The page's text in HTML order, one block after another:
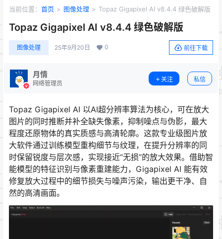
当前位置： 首页 > 图像处理 > Topaz Gigapixel AI v8.4.4 绿色破解版
Topaz Gigapixel AI v8.4.4 绿色破解版
图像处理 25年9月20日 0 前往下载
月情
网络管理员
关注 私信
Topaz Gigapixel AI 以AI超分辨率算法为核心，可在放大
图片的同时推断并补全缺失像素，抑制噪点与伪影，最大
程度还原物体的真实质感与高清轮廓。这款专业级图片放
大软件通过训练模型重构细节与纹理，在提升分辨率的同
时保留锐度与层次感，实现接近“无损”的放大效果。借助智
能模型的特征识别与像素重建能力，Gigapixel AI 能有效
修复放大过程中的细节损失与噪声污染，输出更干净、自
然的高清画面。